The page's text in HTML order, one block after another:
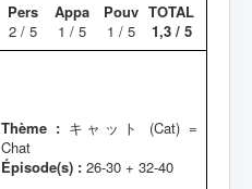
Pers
2 / 5
Appa
1 / 5
Pouv
1 / 5
TOTAL
1,3 / 5
Thème :キャット (Cat) =
Chat
Épisode(s) : 26-30 + 32-40